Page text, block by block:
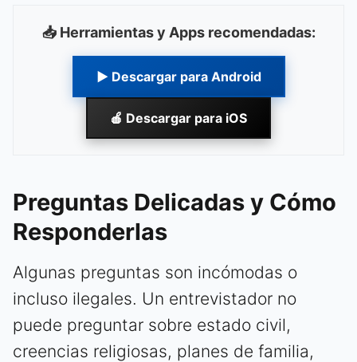
📥 Herramientas y Apps recomendadas:
▶ Descargar para Android
🍎 Descargar para iOS
Preguntas Delicadas y Cómo
Responderlas
Algunas preguntas son incómodas o
incluso ilegales. Un entrevistador no
puede preguntar sobre estado civil,
creencias religiosas, planes de familia,